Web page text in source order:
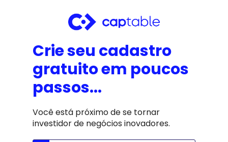
Crie seu cadastro
gratuito em poucos
passos...
Você está próximo de se tornar
investidor de negócios inovadores.